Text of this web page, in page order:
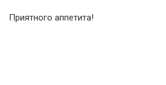
Приятного аппетита!